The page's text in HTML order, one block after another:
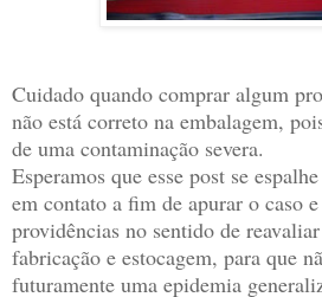
Cuidado quando comprar algum
não está correto na embalagem,
de uma contaminação severa.
Esperamos que esse post se
em contato a fim de apurar o caso
providências no sentido de
fabricação e estocagem, para que
futuramente uma epidemia